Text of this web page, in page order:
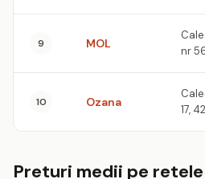
9 MOL
nr
10 Ozana
17,
Preturi medii pe